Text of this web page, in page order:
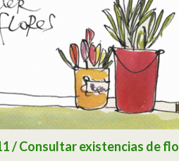
/ Consultar existencias de